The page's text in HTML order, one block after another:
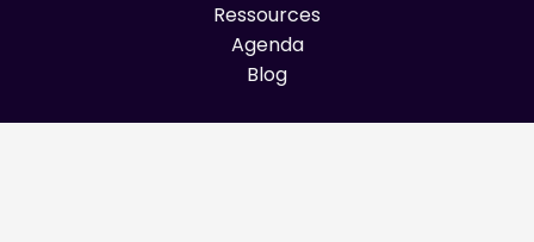
Ressources
Agenda
Blog